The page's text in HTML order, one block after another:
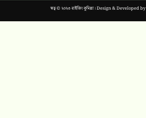
স্বত্ব © ২০২৩ রাইজিং কুমিল্লা। Design & Developed by